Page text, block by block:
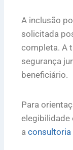
A inclusão
solicitada
completa. A
segurança
beneficiário.
Para
elegibilidade
a consultoria